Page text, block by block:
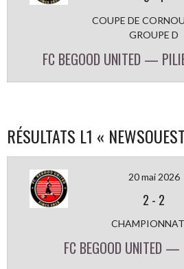
COUPE DE
GROUPE D
FC BEGOOD UNITED —
RÉSULTATS L1 «
20 mai 2026
2 - 2
CHAMPIONNAT
FC BEGOOD UNITED —